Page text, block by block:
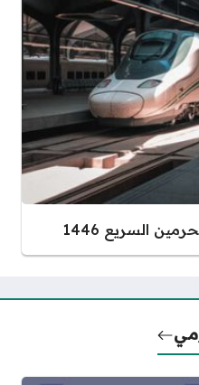
السريع 1446